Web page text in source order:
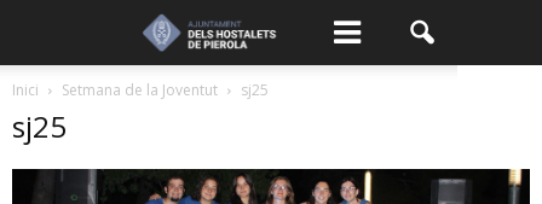
Inici Setmana de la Joventut sj25
sj25